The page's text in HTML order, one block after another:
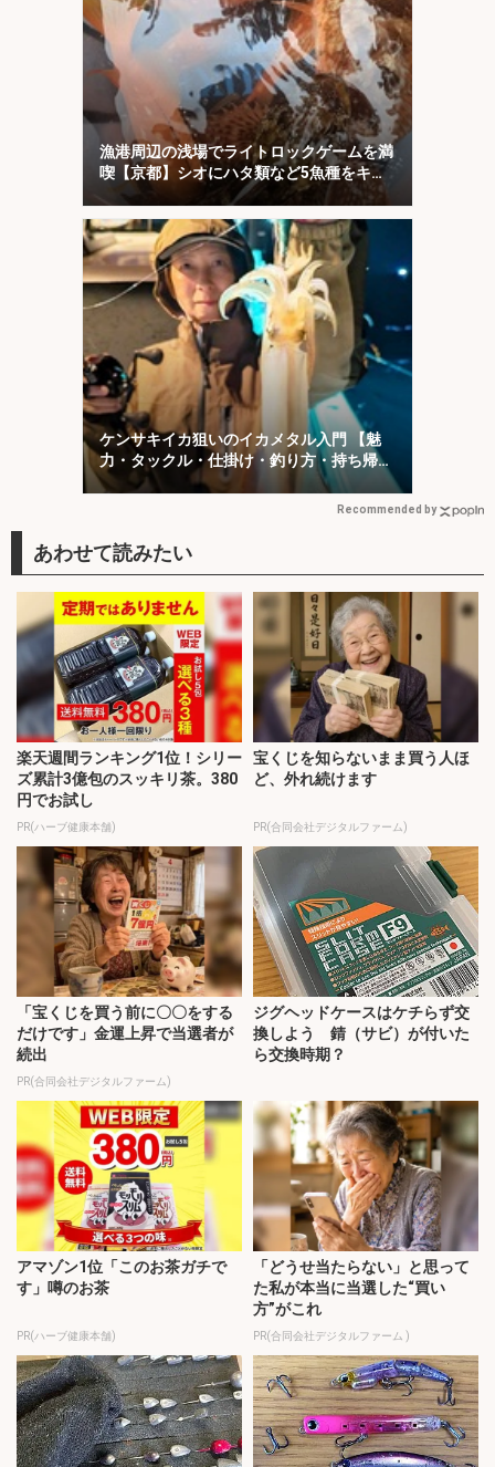
漁港周辺の浅場でライトロックゲームを満
喫【京都】シオにハタ類など5魚種をキャ
ッチ！
ケンサキイカ狙いのイカメタル入門 【魅
力・タックル・仕掛け・釣り方・持ち帰り
方を解説】
Recommended by
楽天週間ランキング1位！シリー
ズ累計3億包のスッキリ茶。380
円でお試し
PR(ハーブ健康本舗)
宝くじを知らないまま買う人ほ
ど、外れ続けます
PR(合同会社デジタルファーム)
「宝くじを買う前に〇〇をする
だけです」金運上昇で当選者が
続出
PR(合同会社デジタルファーム)
ジグヘッドケースはケチらず交
換しよう 錆（サビ）が付いた
ら交換時期？
アマゾン1位「このお茶ガチで
す」噂のお茶
PR(ハーブ健康本舗)
「どうせ当たらない」と思って
た私が本当に当選した“買い
方”がこれ
PR(合同会社デジタルファーム )